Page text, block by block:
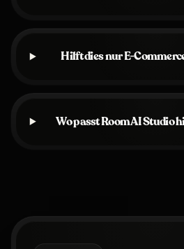
Hilft dies nur E-
Wo passt Room AI Studio